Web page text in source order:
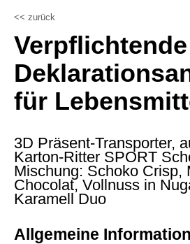
<< zurück
Verpflichtende
für
3D Präsent-Transporter,
Karton-Ritter SPORT
Mischung: Schoko Crisp,
Chocolat, Vollnuss in
Karamell Duo
Allgemeine